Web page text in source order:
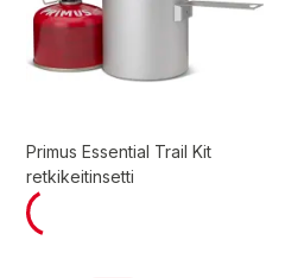
Primus Essential Trail Kit
retkikeitinsetti